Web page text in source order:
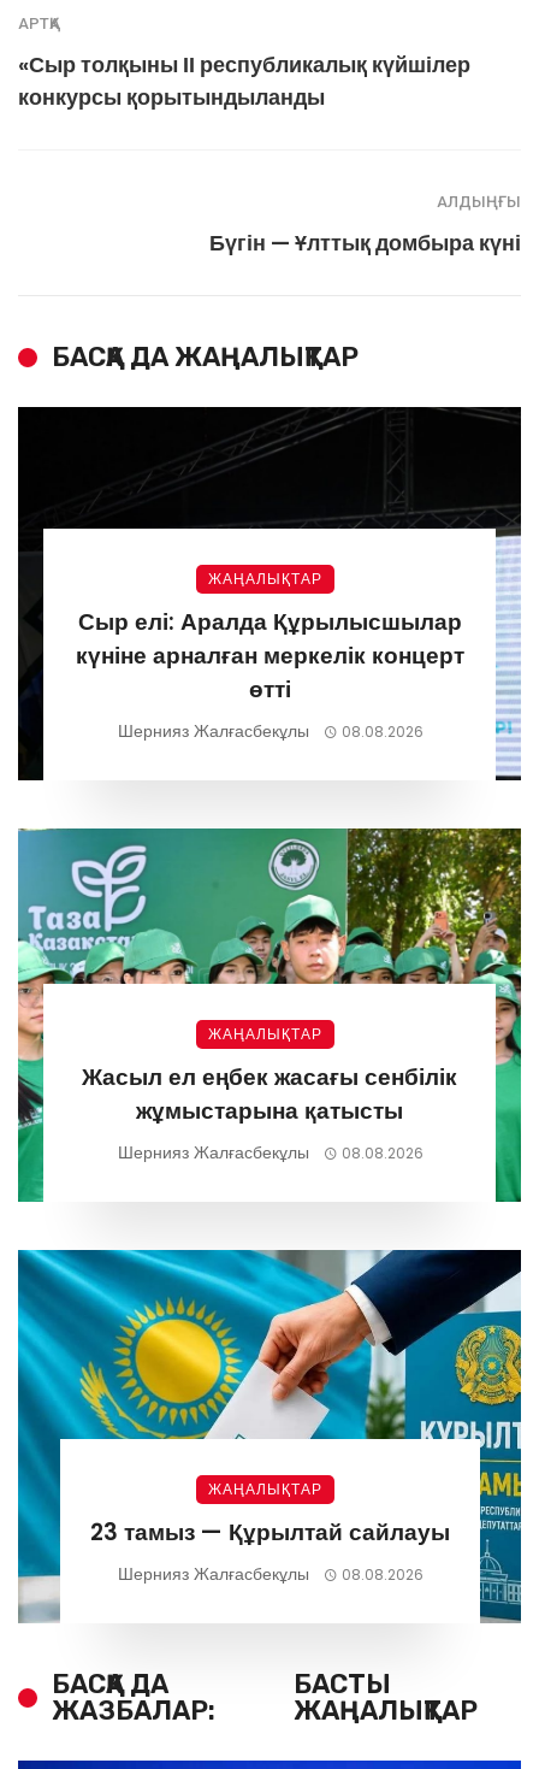
АРТҚА
«Сыр толқыны ІІ республикалық күйшілер
конкурсы қорытындыланды
АЛДЫҢҒЫ
Бүгін — Ұлттық домбыра күні
БАСҚА ДА ЖАҢАЛЫҚТАР
ЖАҢАЛЫҚТАР
Сыр елі: Аралда Құрылысшылар
күніне арналған меркелік концерт
өтті
Шернияз Жалғасбекұлы 08.08.2026
ЖАҢАЛЫҚТАР
Жасыл ел еңбек жасағы сенбілік
жұмыстарына қатысты
Шернияз Жалғасбекұлы 08.08.2026
ЖАҢАЛЫҚТАР
23 тамыз — Құрылтай сайлауы
Шернияз Жалғасбекұлы 08.08.2026
БАСҚА ДА
ЖАЗБАЛАР:
БАСТЫ
ЖАҢАЛЫҚТАР